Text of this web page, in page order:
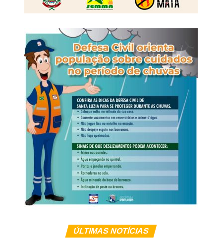
Grosso. Ele nos mostra que ainda vivemos o
patriarcalismo, o machismo exacerbado, que somos um
estado machista, homofóbico, transfóbico e que não tem
respeitado os segmentos de pessoas em situação de
vulnerabilidade.
Veja Mais:
Instrução Normativa regulamenta
projeto que reduz dias da pena total dos privados
de liberdade
Você disse que somos o estado que melhor aplica a lei
Maria da Penha, mas mesmo assim estamos nesse
ranking de onde mais morrem mulheres. Como explicar
esse paradoxo?
Rosana Leite – Eu explico da seguinte forma: apenas o
Sistema de Justiça não é capaz de resolver tudo. Não é
aplicação da lei. Por isso que eu sempre defendo que o
aumento de pena jamais vai resolver a situação. Nós
ÚLTIMAS NOTÍCIAS